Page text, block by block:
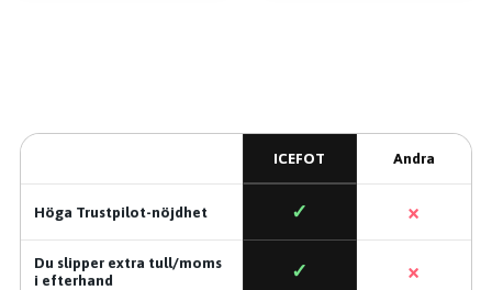
ICEFOT Andra
Höga Trustpilot-nöjdhet ✓ ×
Du slipper extra tull/moms
i efterhand
✓ ×